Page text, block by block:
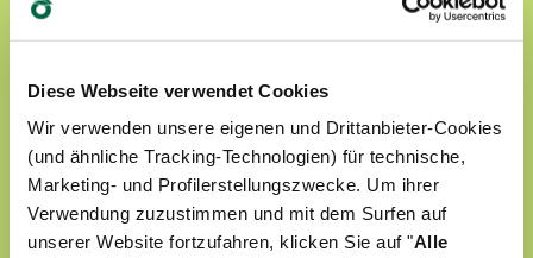
Diese Webseite verwendet Cookies
Wir verwenden unsere eigenen und Drittanbieter-Cookies
(und ähnliche Tracking-Technologien) für technische,
Marketing- und Profilerstellungszwecke. Um ihrer
Verwendung zuzustimmen und mit dem Surfen auf
unserer Website fortzufahren, klicken Sie auf "Alle
In der Welt von Oasy werden unsere Vierbeiner
immer von Liebe umgegeben.
Unsere Produkte:
werden mit ausgewählten natürlichen
Zutaten zubereitet